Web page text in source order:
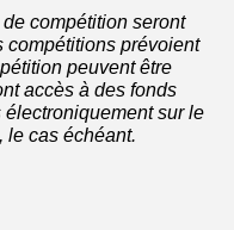
compétition seront
compétitions prévoient
peuvent être
accès à des fonds
sur le
le cas échéant.